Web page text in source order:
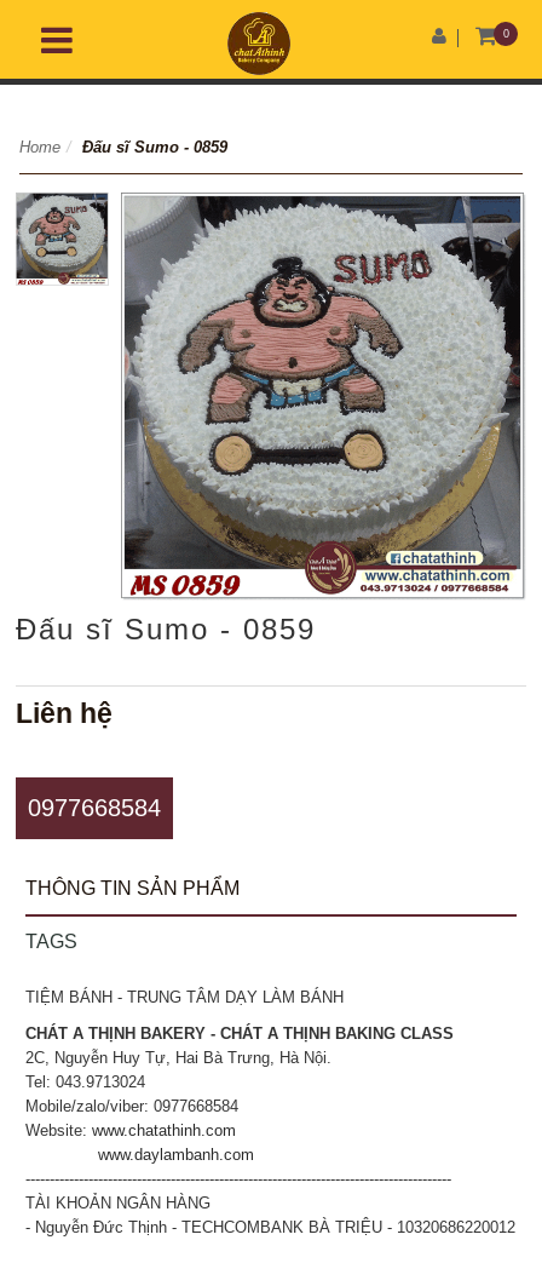
0
Home / Đấu sĩ Sumo - 0859
Đấu sĩ Sumo - 0859
Liên hệ
0977668584
THÔNG TIN SẢN PHẨM
TAGS
TIỆM BÁNH - TRUNG TÂM DẠY LÀM BÁNH
CHÁT A THỊNH BAKERY - CHÁT A THỊNH BAKING CLASS
2C, Nguyễn Huy Tự, Hai Bà Trưng, Hà Nội.
Tel: 043.9713024
Mobile/zalo/viber: 0977668584
Website:www.chatathinh.com
www.daylambanh.com
----------------------------------------------------------------------------------------
TÀI KHOẢN NGÂN HÀNG
- Nguyễn Đức Thịnh - TECHCOMBANK BÀ TRIỆU - 10320686220012